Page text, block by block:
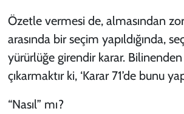
Özetle vermesi de, almasından
arasında bir seçim yapıldığında,
yürürlüğe girendir karar.
çıkarmaktır ki, ‘Karar 71’de bunu
“Nasıl” mı?